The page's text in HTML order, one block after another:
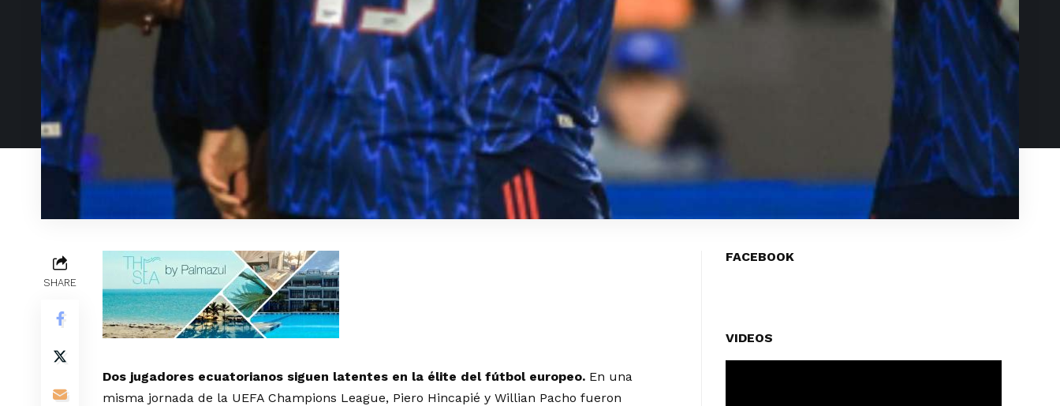
SHARE
Dos jugadores ecuatorianos siguen latentes en la élite del fútbol europeo. En una
misma jornada de la UEFA Champions League, Piero Hincapié y Willian Pacho fueron
FACEBOOK
VIDEOS